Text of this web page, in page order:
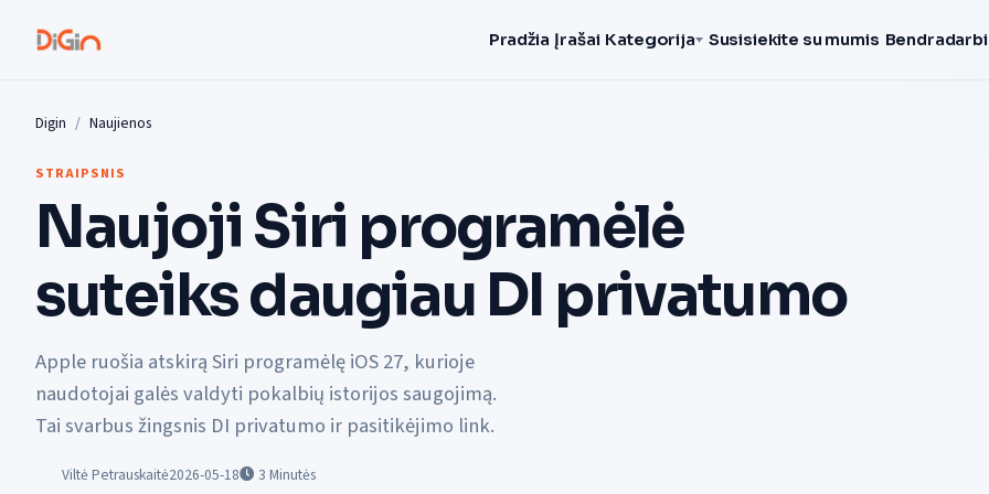
Pradžia Įrašai Kategorija Susisiekite su mumis
Digin Naujienos
STRAIPSNIS
Naujoji Siri programėlė
suteiks daugiau DI privatumo
Apple ruošia atskirą Siri programėlę iOS 27, kurioje
naudotojai galės valdyti pokalbių istorijos saugojimą.
Tai svarbus žingsnis DI privatumo ir pasitikėjimo link.
Viltė Petrauskaitė2026-05-18 3 Minutės